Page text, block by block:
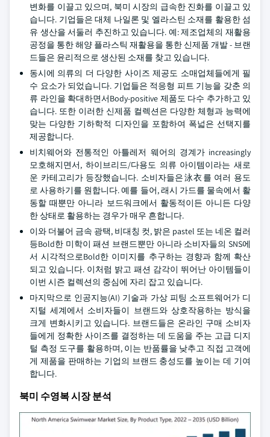
변화를 이끌고 있으며, 북미 시장의 급속한 진화를 이끌고 있
습니다. 기업들은 대체 나일론 및 엘라스틴 소재를 활용한 섬
유 생산을 서둘러 추진하고 있습니다. 예: 제조업체의 재활용
공정을 통한 해양 플라스틱 재활용을 통한 신제품 개발 - 브랜
드들은 윤리적으로 생산된 소재를 찾고 있습니다.
동시에 의류의 더 다양한 사이즈 제공도 소매업체들에게 필
수 요소가 되었습니다. 기업들은 적응형 피트 기능을 갖춘 의
류 라인을 확대하면서Body-positive 제품도 다수 추가하고 있
습니다. 또한 이러한 신제품 컬렉션은 다양한 체형과 능력에
맞는 다양한 기하학적 디자인을 포함하여 폭넓은 선택지를
제공합니다.
비치웨어와 전통적인 아틀레저 웨어의 경계가 increasingly
모호해지면서, 하이브리드/다용도 의류 아이템이라는 새로
운 카테고리가 등장했습니다. 소비자들은泳衣를 여러 용도
로 사용하기를 원합니다. 예를 들어, 래시 가드를 물속에서 활
동할 때뿐만 아니라 보드워크에서 활동적이든 아니든 다양
한 상태로 활용하는 경우가 매우 흔합니다.
이와 더불어 금속 광택, 비대칭 컷, 밝은 pastel 또는 네온 컬러
등Bold한 미학이 패션 브랜드뿐만 아니라 소비자들의 SNS에
서 시각적으로Bold한 이미지를 추구하는 경향과 함께 확산
되고 있습니다. 이처럼 밝고 패션 감각이 뛰어난 아이템들이
이번 시즌 컬렉션의 중심에 자리 잡고 있습니다.
마지막으로 인공지능(AI) 기술과 가상 피팅 소프트웨어가 디
지털 세계에서 소비자들이 브랜드와 상호작용하는 방식을
크게 변화시키고 있습니다. 브랜드들은 온라인 구매 소비자
들에게 정확한 사이즈를 결정하는 데 도움을 주는 고급 디지
털 측정 도구를 활용하며, 이는 반품률을 낮추고 직접 고객에
게 제품을 판매하는 기업의 브랜드 충성도를 높이는 데 기여
합니다.
북미 수영복 시장 분석